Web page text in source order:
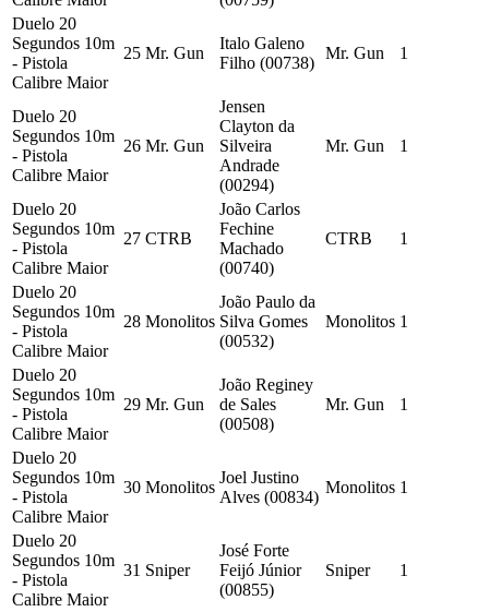
Duelo 20
Segundos 10m
- Pistola
Calibre Maior
25 Mr. Gun
Italo Galeno
Filho (00738)
Mr. Gun 1
Duelo 20
Segundos 10m
- Pistola
Calibre Maior
26 Mr. Gun
Jensen
Clayton da
Silveira
Andrade
(00294)
Mr. Gun 1
Duelo 20
Segundos 10m
- Pistola
Calibre Maior
27 CTRB
João Carlos
Fechine
Machado
(00740)
CTRB 1
Duelo 20
Segundos 10m
- Pistola
Calibre Maior
28 Monolitos
João Paulo da
Silva Gomes
(00532)
Monolitos 1
Duelo 20
Segundos 10m
- Pistola
Calibre Maior
29 Mr. Gun
João Reginey
de Sales
(00508)
Mr. Gun 1
Duelo 20
Segundos 10m
- Pistola
Calibre Maior
30 Monolitos
Joel Justino
Alves (00834)
Monolitos 1
Duelo 20
Segundos 10m
- Pistola
Calibre Maior
31 Sniper
José Forte
Feijó Júnior
(00855)
Sniper 1